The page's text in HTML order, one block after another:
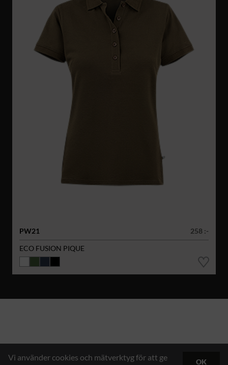
PW21
258 :-
ECO FUSION PIQUE
Vi använder cookies och mätverktyg för att ge
OK